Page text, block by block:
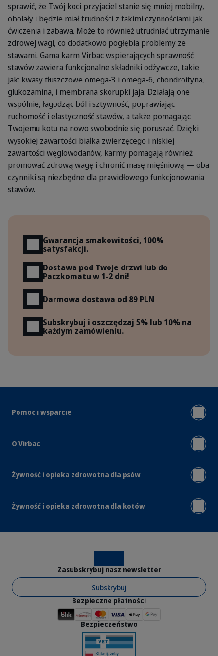
sprawić, że Twój koci przyjaciel stanie się mniej mobilny,
obolały i będzie miał trudności z takimi czynnościami jak
ćwiczenia i zabawa. Może to również utrudniać utrzymanie
zdrowej wagi, co dodatkowo pogłębia problemy ze
stawami. Gama karm Virbac wspierających sprawność
stawów zawiera funkcjonalne składniki odżywcze, takie
jak: kwasy tłuszczowe omega-3 i omega-6, chondroityna,
glukozamina, i membrana skorupki jaja. Działają one
wspólnie, łagodząc ból i sztywność, poprawiając
ruchomość i elastyczność stawów, a także pomagając
Twojemu kotu na nowo swobodnie się poruszać. Dzięki
wysokiej zawartości białka zwierzęcego i niskiej
zawartości węglowodanów, karmy pomagają również
promować zdrową wagę i chronić masę mięśniową — oba
czynniki są niezbędne dla prawidłowego funkcjonowania
stawów.
Gwarancja smakowitości, 100%
satysfakcji.
Dostawa pod Twoje drzwi lub do
Paczkomatu w 1-2 dni!
Darmowa dostawa od 89 PLN
Subskrybuj i oszczędzaj 5% lub 10% na
każdym zamówieniu.
Pomoc i wsparcie
O Virbac
Żywność i opieka zdrowotna dla psów
Żywność i opieka zdrowotna dla kotów
Zasubskrybuj nasz newsletter
Subskrybuj
Bezpieczne płatności
Bezpieczeństwo